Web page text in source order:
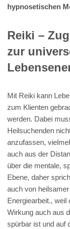
hypnosetischen
Reiki –
zur
Mit Reiki kann
zum Klienten
werden. Dabei
Heilsuchenden
anzufassen,
auch aus der
über die mentale,
Ebene, daher
auch von heilsamer
Energiearbeit., weil
Wirkung auch aus
spürbar ist und auf